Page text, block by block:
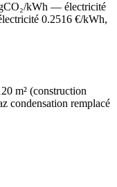
kWh — électricité
0.2516 €/kWh,
m² (construction
condensation remplacé